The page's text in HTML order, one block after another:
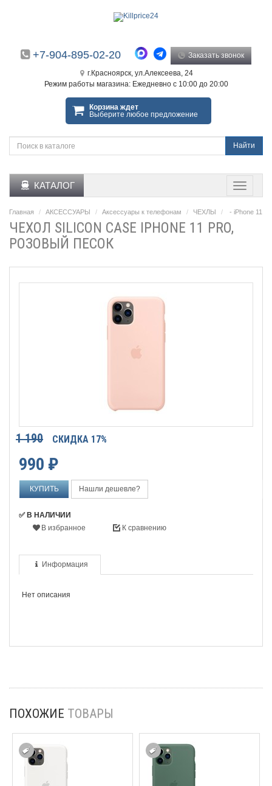
+7-904-895-02-20 Заказать звонок
г.Красноярск, ул.Алексеева, 24
Режим работы магазина: Ежедневно с 10:00 до 20:00
Корзина ждет
Выберите любое предложение
Найти
КАТАЛОГ
Главная АКСЕССУАРЫ Аксессуары к телефонам ЧЕХЛЫ - iPhone 11
ЧЕХОЛ SILICON CASE IPHONE 11 PRO,
РОЗОВЫЙ ПЕСОК
1 190 СКИДКА 17%
990 ₽
Нашли дешевле?
✅ В НАЛИЧИИ
В избранное
К сравнению
Информация
Нет описания
ПОХОЖИЕ ТОВАРЫ